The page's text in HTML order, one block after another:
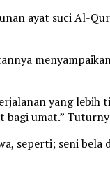
ayat suci Al-
yang lebih
bagi umat.”
seperti; seni bela